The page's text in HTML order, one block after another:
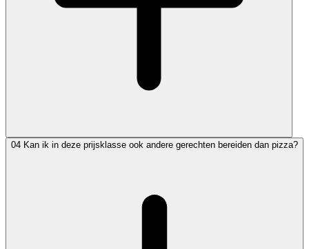
04 Kan ik in deze prijsklasse ook andere gerechten bereiden dan pizza?